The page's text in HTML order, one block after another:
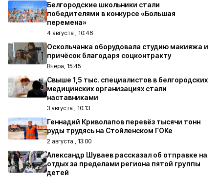
Белгородские школьники стали
победителями в конкурсе «Большая
перемена»
4 августа , 10:46
Оскольчанка оборудовала студию макияжа и
причёсок благодаря соцконтракту
Вчера, 15:45
Свыше 1,5 тыс. специалистов в белгородских
медицинских организациях стали
наставниками
3 августа , 10:13
Геннадий Криволапов перевёз тысячи тонн
руды трудясь на Стойленском ГОКе
2 августа , 13:00
Александр Шуваев рассказал об отправке на
отдых за пределами региона пятой группы
детей